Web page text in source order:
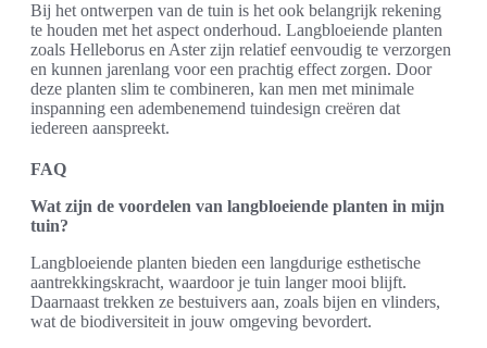
Bij het ontwerpen van de tuin is het ook belangrijk rekening
te houden met het aspect onderhoud. Langbloeiende planten
zoals Helleborus en Aster zijn relatief eenvoudig te verzorgen
en kunnen jarenlang voor een prachtig effect zorgen. Door
deze planten slim te combineren, kan men met minimale
inspanning een adembenemend tuindesign creëren dat
iedereen aanspreekt.
FAQ
Wat zijn de voordelen van langbloeiende planten in mijn
tuin?
Langbloeiende planten bieden een langdurige esthetische
aantrekkingskracht, waardoor je tuin langer mooi blijft.
Daarnaast trekken ze bestuivers aan, zoals bijen en vlinders,
wat de biodiversiteit in jouw omgeving bevordert.